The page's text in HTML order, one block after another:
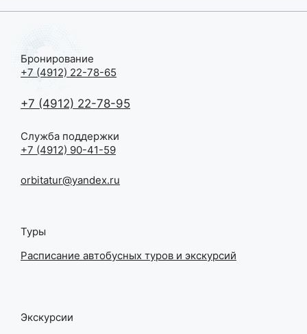
2025
Бронирование
+7 (4912) 22-78-65
+7 (4912) 22-78-95
Служба поддержки
+7 (4912) 90-41-59
orbitatur@yandex.ru
Туры
Расписание автобусных туров и экскурсий
Экскурсии